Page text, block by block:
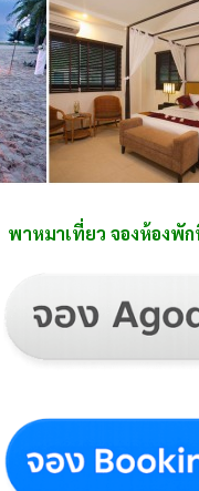
พาหมาเที่ยว จองห้องพั